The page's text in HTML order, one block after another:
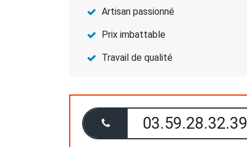
Artisan passionné
Prix imbattable
Travail de qualité
03.59.28.32.39